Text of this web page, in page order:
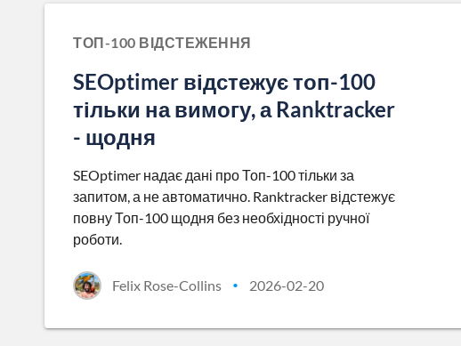
ТОП-100 ВІДСТЕЖЕННЯ
SEOptimer відстежує топ-100
тільки на вимогу, а Ranktracker
- щодня
SEOptimer надає дані про Топ-100 тільки за
запитом, а не автоматично. Ranktracker відстежує
повну Топ-100 щодня без необхідності ручної
роботи.
Felix Rose-Collins • 2026-02-20